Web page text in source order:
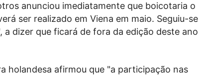
anunciou imediatamente que boicotaria o
ser realizado em Viena em maio. Seguiu-se
a dizer que ficará de fora da edição deste ano
holandesa afirmou que "a participação nas